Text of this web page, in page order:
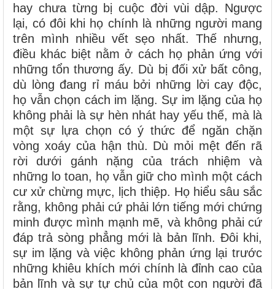
hay chưa từng bị cuộc đời vùi dập. Ngược
lại, có đôi khi họ chính là những người mang
trên mình nhiều vết sẹo nhất. Thế nhưng,
điều khác biệt nằm ở cách họ phản ứng với
những tổn thương ấy. Dù bị đối xử bất công,
dù lòng đang rỉ máu bởi những lời cay độc,
họ vẫn chọn cách im lặng. Sự im lặng của họ
không phải là sự hèn nhát hay yếu thế, mà là
một sự lựa chọn có ý thức để ngăn chặn
vòng xoáy của hận thù. Dù mỏi mệt đến rã
rời dưới gánh nặng của trách nhiệm và
những lo toan, họ vẫn giữ cho mình một cách
cư xử chừng mực, lịch thiệp. Họ hiểu sâu sắc
rằng, không phải cứ phải lớn tiếng mới chứng
minh được mình mạnh mẽ, và không phải cứ
đáp trả sòng phẳng mới là bản lĩnh. Đôi khi,
sự im lặng và việc không phản ứng lại trước
những khiêu khích mới chính là đỉnh cao của
bản lĩnh và sự tự chủ của một con người đã